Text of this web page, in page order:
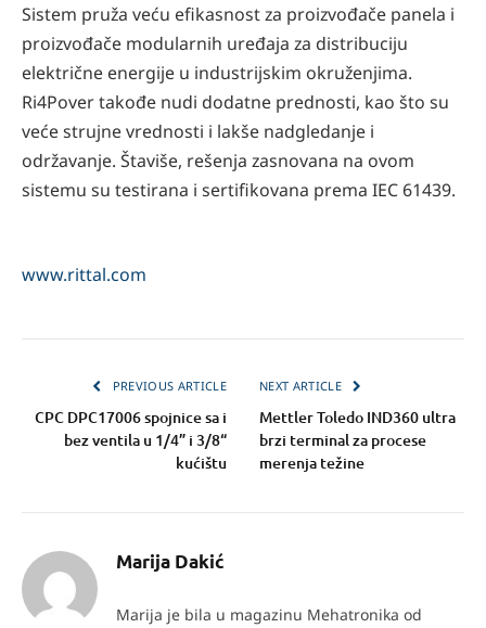
Sistem pruža veću efikasnost za proizvođače panela i
proizvođače modularnih uređaja za distribuciju
električne energije u industrijskim okruženjima.
Ri4Pover takođe nudi dodatne prednosti, kao što su
veće strujne vrednosti i lakše nadgledanje i
održavanje. Štaviše, rešenja zasnovana na ovom
sistemu su testirana i sertifikovana prema IEC 61439.
www.rittal.com
PREVIOUS ARTICLE
CPC DPC17006 spojnice sa i
bez ventila u 1/4” i 3/8“
kućištu
NEXT ARTICLE
Mettler Toledo IND360 ultra
brzi terminal za procese
merenja težine
Marija Dakić
Marija je bila u magazinu Mehatronika od